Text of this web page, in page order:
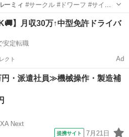
ーミィ #サークル #ドワーフ #サイレ
その他 コオロギ
】月収30万↑中型免許ドライバ
安定転職
クト Ad
・派遣社員≫機械操作・製造補
Next
提携サイト 7月21日